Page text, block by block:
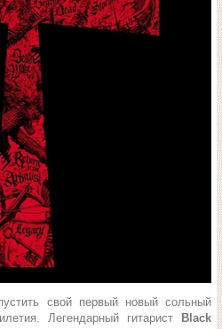
свой первый новый сольный
Легендарный гитарист
Black